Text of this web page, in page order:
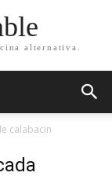
alternativa.
calabacin